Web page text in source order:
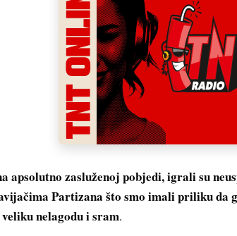
apsolutno zasluženoj pobjedi, igrali su
Partizana što smo imali priliku da
nelagodu i sram.